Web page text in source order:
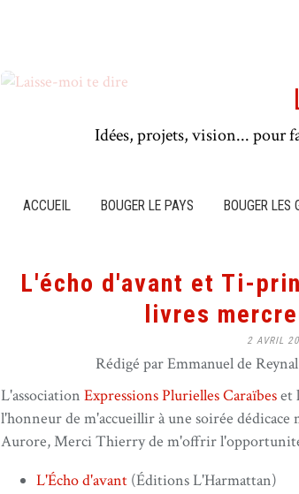
Idées, projets, vision... pour
ACCUEIL BOUGER LE PAYS BOUGER LES
L'écho d'avant et Ti-
livres
2 AVRIL
Rédigé par Emmanuel de
L'association Expressions Plurielles Caraïbeset
l'honneur de m'accueillir à une soirée
Aurore, Merci Thierry de m'offrir l'opportunité
L'Écho d'avant (Éditions L'Harmattan)